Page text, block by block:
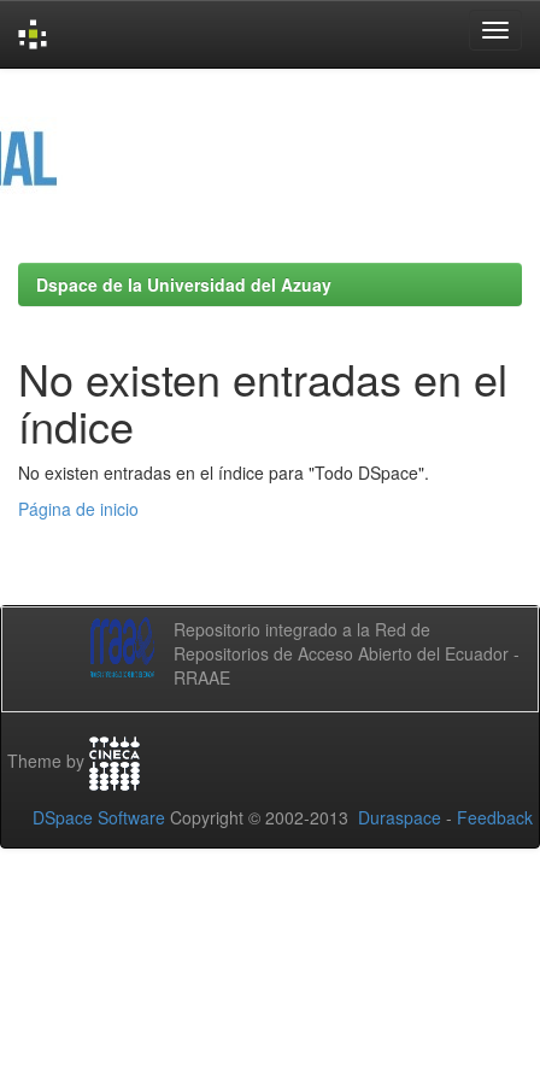
Dspace de la Universidad del Azuay
No existen entradas en el
índice
No existen entradas en el índice para "Todo DSpace".
Página de inicio
Repositorio integrado a la Red de
Repositorios de Acceso Abierto del Ecuador -
RRAAE
Theme by
DSpace Software Copyright © 2002-2013 Duraspace - Feedback